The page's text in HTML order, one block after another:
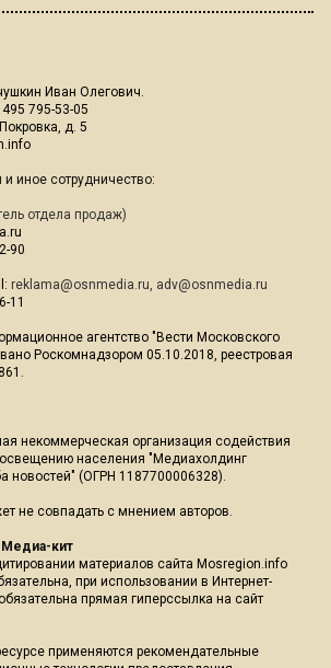
Иван Олегович.
795-53-05
д. 5
иное сотрудничество:
отдела продаж)
90
reklama@osnmedia.ru, adv@osnmedia.ru
11
агентство "Вести Московского
Роскомнадзором 05.10.2018, реестровая
некоммерческая организация содействия
населения "Медиахолдинг
новостей" (ОГРН 1187700006328).
не совпадать с мнением авторов.
Медиа-кит
материалов сайта Mosregion.info
при использовании в Интернет-
прямая гиперссылка на сайт
применяются рекомендательные